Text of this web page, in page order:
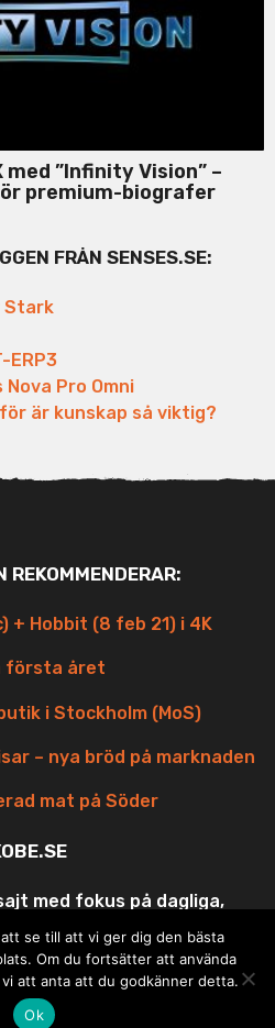
”Infinity Vision” –
premium-biografer
FRÅN SENSES.SE:
Stark
ERP3
Pro Omni
är kunskap så viktig?
REKOMMENDERAR:
+ Hobbit (8 feb 21) i 4K
första året
i Stockholm (MoS)
– nya bröd på marknaden
mat på Söder
med fokus på dagliga,
med fina
underhållningen och
Din bästa vän på resan eller
se till att vi ger dig den bästa
Om du fortsätter att använda
att anta att du godkänner detta.
Ok